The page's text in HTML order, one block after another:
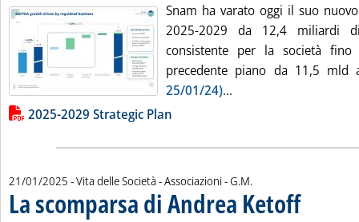
Snam ha varato oggi il suo
2025-2029 da 12,4 miliardi
consistente per la società
precedente piano da 11,5
25/01/24)...
Lista allegati PDF alla notizia
2025-2029 Strategic Plan
21/01/2025 - Vita delle Società - Associazioni -di:
G.M.
La scomparsa di Andrea Ketoff. Sottotitolo: I
. Pubblicata